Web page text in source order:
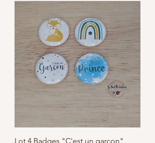
Lot 4 Badges "C'est un garçon"